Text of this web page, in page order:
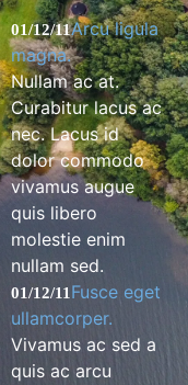
01/12/11Arcu ligula
magna.
Nullam ac at.
Curabitur lacus ac
nec. Lacus id
dolor commodo
vivamus augue
quis libero
molestie enim
nullam sed.
01/12/11Fusce eget
ullamcorper.
Vivamus ac sed a
quis ac arcu